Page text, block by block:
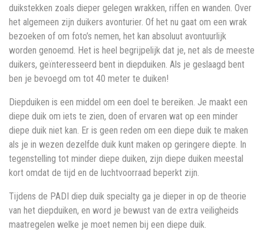
duikstekken zoals dieper gelegen wrakken, riffen en wanden. Over
het algemeen zijn duikers avonturier. Of het nu gaat om een wrak
bezoeken of om foto’s nemen, het kan absoluut avontuurlijk
worden genoemd. Het is heel begrijpelijk dat je, net als de meeste
duikers, geïnteresseerd bent in diepduiken. Als je geslaagd bent
ben je bevoegd om tot 40 meter te duiken!
Diepduiken is een middel om een doel te bereiken. Je maakt een
diepe duik om iets te zien, doen of ervaren wat op een minder
diepe duik niet kan. Er is geen reden om een diepe duik te maken
als je in wezen dezelfde duik kunt maken op geringere diepte. In
tegenstelling tot minder diepe duiken, zijn diepe duiken meestal
kort omdat de tijd en de luchtvoorraad beperkt zijn.
Tijdens de PADI diep duik specialty ga je dieper in op de theorie
van het diepduiken, en word je bewust van de extra veiligheids
maatregelen welke je moet nemen bij een diepe duik.